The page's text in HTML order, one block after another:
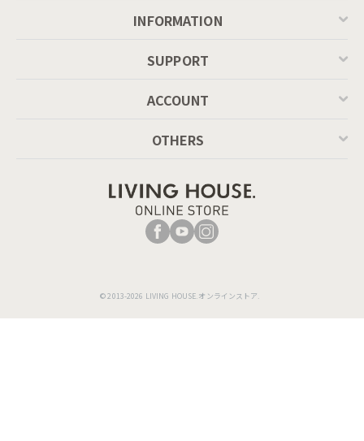
INFORMATION
SUPPORT
ACCOUNT
OTHERS
© 2013-2026 LIVING HOUSE.オンラインストア.